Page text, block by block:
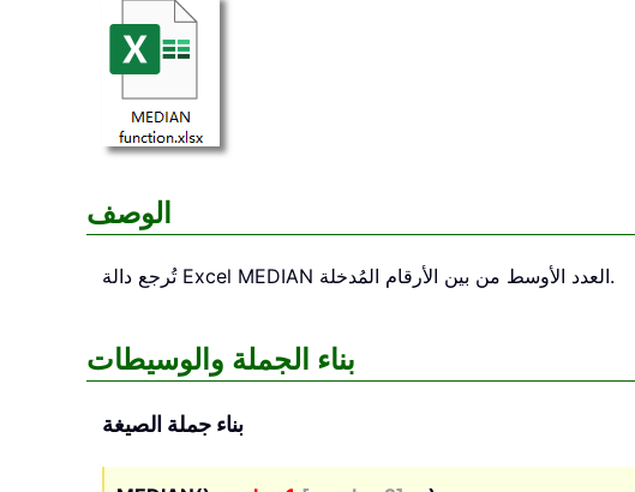
الوصف
تُرجع دالة Excel MEDIAN العدد الأوسط من بين الأرقام المُدخلة.
بناء الجملة والوسيطات
بناء جملة الصيغة